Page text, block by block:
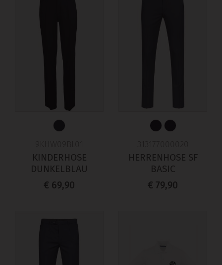
KINDERHOSE
DUNKELBLAU
€ 69,90
HERRENHOSE SF
BASIC
€ 79,90